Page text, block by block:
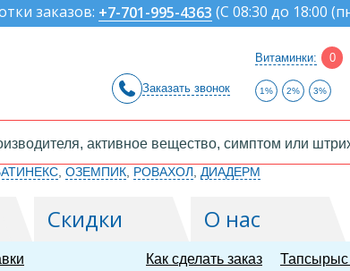
заказов: +7-701-995-4363 (С 08:30 до 18:00
Заказать звонок
Витаминки: 0
1% 2% 3%
ОЗЕМПИК РОВАХОЛ ДИАДЕРМ
Скидки О нас
Тапсырыс
Как сделать заказ